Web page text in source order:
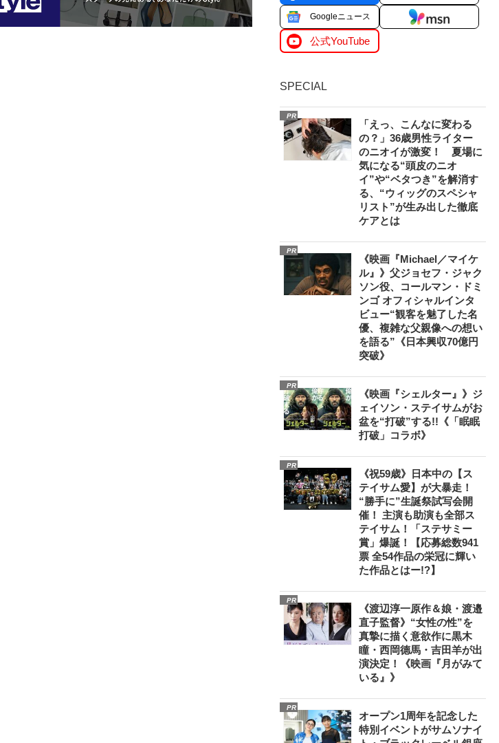
Googleニュース
公式YouTube
SPECIAL
PR
「えっ、こんなに変わる
の？」36歳男性ライター
のニオイが激変！ 夏場に
気になる“頭皮のニオ
イ”や“ベタつき”を解消す
る、“ウィッグのスペシャ
リスト”が生み出した徹底
ケアとは
PR
《映画『Michael／マイケ
ル』》父ジョセフ・ジャク
ソン役、コールマン・ドミ
ンゴ オフィシャルインタ
ビュー“観客を魅了した名
優、複雑な父親像への想い
を語る”《日本興収70億円
突破》
PR
《映画『シェルター』》ジ
ェイソン・ステイサムがお
盆を“打破”する!!《「眠眠
打破」コラボ》
PR
《祝59歳》日本中の【ス
テイサム愛】が大暴走！
“勝手に”生誕祭試写会開
催！ 主演も助演も全部ス
テイサム！「ステサミー
賞」爆誕！【応募総数941
票 全54作品の栄冠に輝い
た作品とはー!?】
PR
《渡辺淳一原作＆娘・渡邉
直子監督》“女性の性”を
真摯に描く意欲作に黒木
瞳・西岡德馬・吉田羊が出
演決定！《映画『月がみて
いる』》
PR
オープン1周年を記念した
特別イベントがサムソナイ